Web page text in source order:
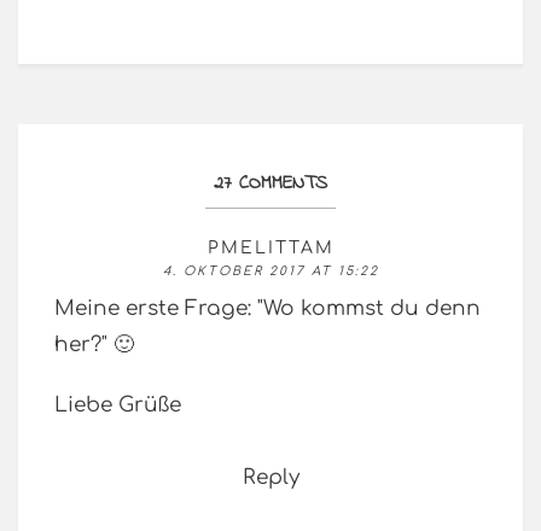
27 COMMENTS
PMELITTAM
4. OKTOBER 2017 AT 15:22
Meine erste Frage: "Wo kommst du denn
her?" 🙂
Liebe Grüße
Reply